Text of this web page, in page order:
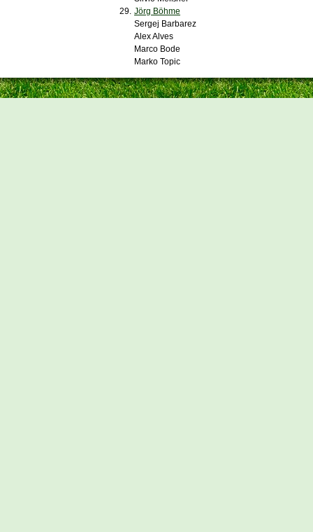
29. Jörg Böhme
Sergej Barbarez
Alex Alves
Marco Bode
Marko Topic